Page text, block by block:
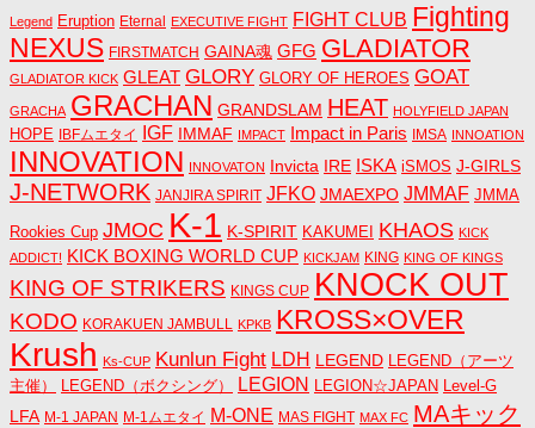
Legend Eruption Eternal EXECUTIVE FIGHT FIGHT CLUB Fighting
NEXUS FIRSTMATCH GAINA魂 GFG GLADIATOR
GLADIATOR KICK GLEAT GLORY GLORY OF HEROES GOAT
GRACHA GRACHAN GRANDSLAM HEAT HOLYFIELD JAPAN
HOPE IBFムエタイ IGF IMMAF IMPACT Impact in Paris IMSA INNOATION
INNOVATION INNOVATON Invicta IRE ISKA iSMOS J-GIRLS
J-NETWORK JANJIRA SPIRIT JFKO JMAEXPO JMMAF JMMA
Rookies Cup JMOC K-1 K-SPIRIT KAKUMEI KHAOS KICK
ADDICT! KICK BOXING WORLD CUP KICKJAM KING KING OF KINGS
KING OF STRIKERS KINGS CUP KNOCK OUT
KODO KORAKUEN JAMBULL KPKB KROSS×OVER
Krush Ks-CUP Kunlun Fight LDH LEGEND
LEGEND（アーツ
主催）
LEGEND（ボクシング） LEGION LEGION☆JAPAN Level-G
LFA M-1 JAPAN M-1ムエタイ M-ONE MAS FIGHT MAX FC MAキック